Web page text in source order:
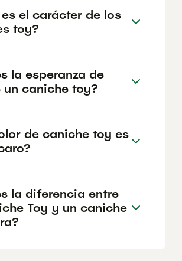
el carácter de los
toy?
la esperanza de
caniche toy?
de caniche toy es
la diferencia entre
Toy y un caniche